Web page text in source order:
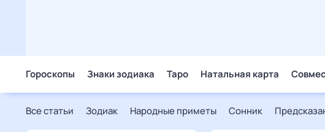
Гороскопы Знаки зодиака Таро Натальная карта
Все статьи Зодиак Народные приметы Сонник